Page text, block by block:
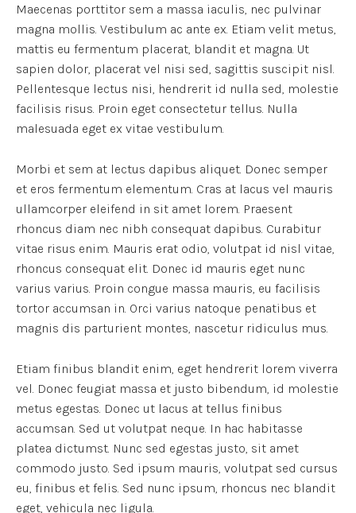
Maecenas porttitor sem a massa iaculis, nec pulvinar
magna mollis. Vestibulum ac ante ex. Etiam velit metus,
mattis eu fermentum placerat, blandit et magna. Ut
sapien dolor, placerat vel nisi sed, sagittis suscipit nisl.
Pellentesque lectus nisi, hendrerit id nulla sed, molestie
facilisis risus. Proin eget consectetur tellus. Nulla
malesuada eget ex vitae vestibulum.
Morbi et sem at lectus dapibus aliquet. Donec semper
et eros fermentum elementum. Cras at lacus vel mauris
ullamcorper eleifend in sit amet lorem. Praesent
rhoncus diam nec nibh consequat dapibus. Curabitur
vitae risus enim. Mauris erat odio, volutpat id nisl vitae,
rhoncus consequat elit. Donec id mauris eget nunc
varius varius. Proin congue massa mauris, eu facilisis
tortor accumsan in. Orci varius natoque penatibus et
magnis dis parturient montes, nascetur ridiculus mus.
Etiam finibus blandit enim, eget hendrerit lorem viverra
vel. Donec feugiat massa et justo bibendum, id molestie
metus egestas. Donec ut lacus at tellus finibus
accumsan. Sed ut volutpat neque. In hac habitasse
platea dictumst. Nunc sed egestas justo, sit amet
commodo justo. Sed ipsum mauris, volutpat sed cursus
eu, finibus et felis. Sed nunc ipsum, rhoncus nec blandit
eget, vehicula nec ligula.